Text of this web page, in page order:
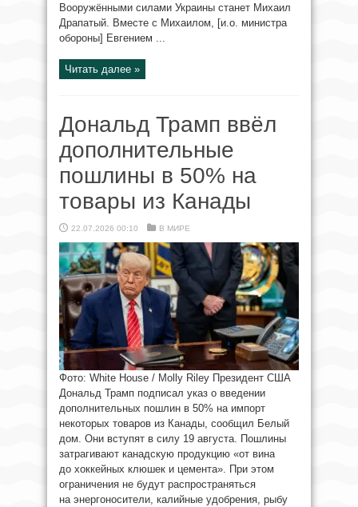
Вооружёнными силами Украины станет Михаил
Драпатый. Вместе с Михаилом, [и.о. министра
обороны] Евгением ...
Читать далее »
Дональд Трамп ввёл
дополнительные
пошлины в 50% на
товары из Канады
22.07.2026 00:10 В МИРЕ
Фото: White House / Molly Riley Президент США
Дональд Трамп подписал указ о введении
дополнительных пошлин в 50% на импорт
некоторых товаров из Канады, сообщил Белый
дом. Они вступят в силу 19 августа. Пошлины
затрагивают канадскую продукцию «от вина
до хоккейных клюшек и цемента». При этом
ограничения не будут распространяться
на энергоносители, калийные удобрения, рыбу